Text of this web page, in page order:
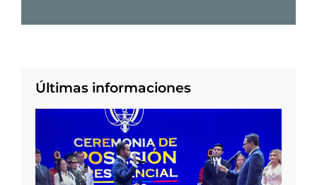
Últimas informaciones